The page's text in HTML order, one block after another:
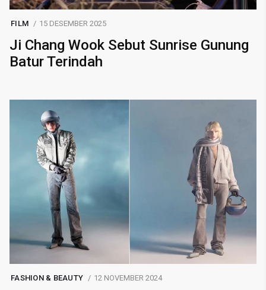
FILM 15 DESEMBER 2025
Ji Chang Wook Sebut Sunrise Gunung
Batur Terindah
FASHION & BEAUTY 12 NOVEMBER 2024